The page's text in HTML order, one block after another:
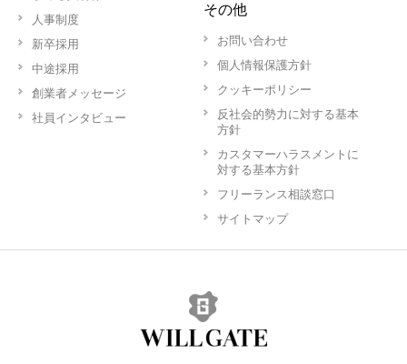
人事制度
新卒採用
中途採用
創業者メッセージ
社員インタビュー
その他
お問い合わせ
個人情報保護方針
クッキーポリシー
反社会的勢力に対する基本
方針
カスタマーハラスメントに
対する基本方針
フリーランス相談窓口
サイトマップ